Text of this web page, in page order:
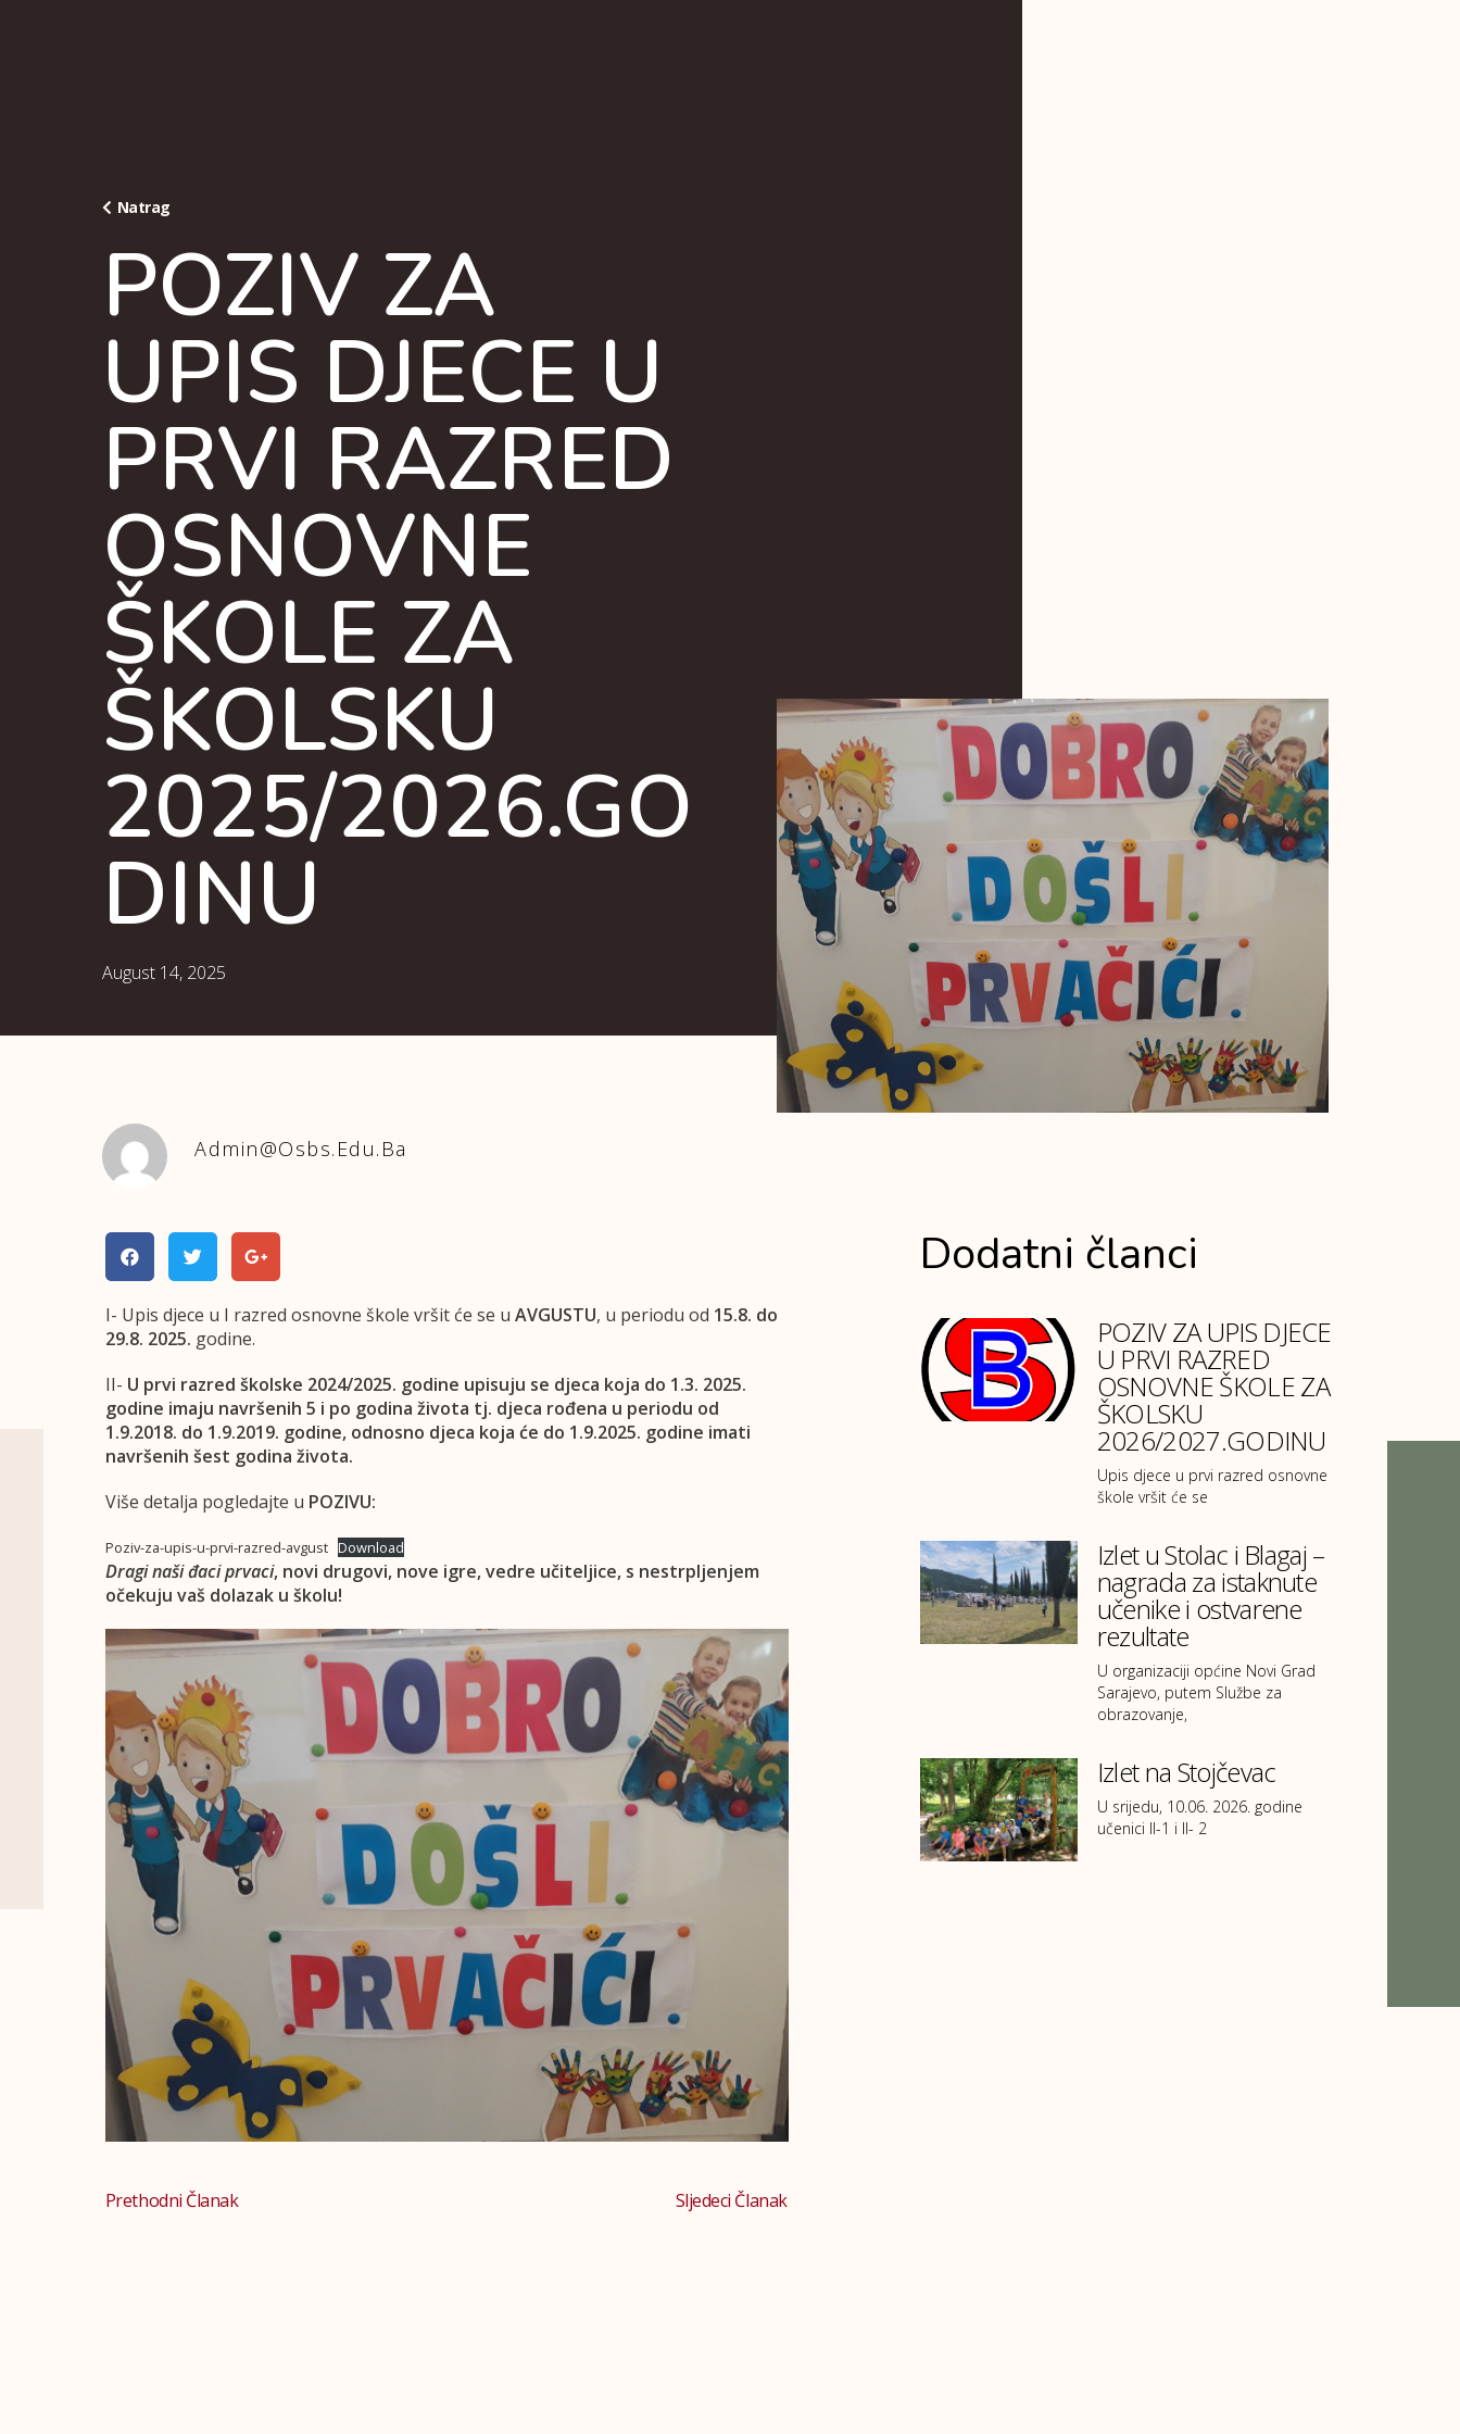
Natrag
POZIV ZA
UPIS DJECE U
PRVI RAZRED
OSNOVNE
ŠKOLE ZA
ŠKOLSKU
2025/2026.GO
DINU
August 14, 2025
Admin@osbs.edu.ba
I- Upis djece u I razred osnovne škole vršit će se u AVGUSTU, u periodu od 15.8. do
29.8. 2025. godine.
II- U prvi razred školske 2024/2025. godine upisuju se djeca koja do 1.3. 2025.
godine imaju navršenih 5 i po godina života tj. djeca rođena u periodu od
1.9.2018. do 1.9.2019. godine, odnosno djeca koja će do 1.9.2025. godine imati
navršenih šest godina života.
Više detalja pogledajte u POZIVU:
Poziv-za-upis-u-prvi-razred-avgust Download
Dragi naši đaci prvaci, novi drugovi, nove igre, vedre učiteljice, s nestrpljenjem
očekuju vaš dolazak u školu!
Prethodni Članak Sljedeci Članak
Dodatni članci
POZIV ZA UPIS DJECE
U PRVI RAZRED
OSNOVNE ŠKOLE ZA
ŠKOLSKU
2026/2027.GODINU
Upis djece u prvi razred osnovne
škole vršit će se
Izlet u Stolac i Blagaj –
nagrada za istaknute
učenike i ostvarene
rezultate
U organizaciji općine Novi Grad
Sarajevo, putem Službe za
obrazovanje,
Izlet na Stojčevac
U srijedu, 10.06. 2026. godine
učenici II-1 i II- 2